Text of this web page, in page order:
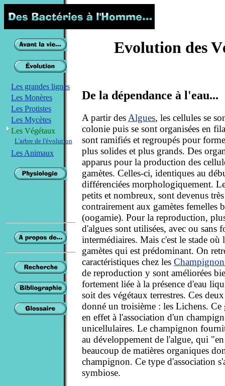
Les grandes lignes
Les Monères
Les Protistes
Les Mycètes
Les Végétaux
L'arbre de l'évolution
Les Animaux
Evolution des
De la dépendance à l'eau...
A partir desAlgues, les cellules se
colonie puis se sont organisées en
sont ramifiés et regroupés pour
plus solides et plus grands. Des
apparus pour la production des
gamètes. Celles-ci, identiques au
différenciées morphologiquement.
petits et nombreux, sont devenus
contrairement aux gamètes femelles
(oogamie). Pour la reproduction,
d'algues sont utilisées, avec ou sans
intermédiaires. Mais c'est le stade
gamètes qui est prédominant. On
caractéristiques chez les
de reproduction y sont améliorées
fortement liée à la présence d'eau
soit des végétaux terrestres. Ces
donné un troisième : les Lichens. Ce
en effet à l'association d'un
unicellulaires. Le champignon
au développement de l'algue, qui
beaucoup de matières organiques
champignon. Ce type d'association
symbiose.